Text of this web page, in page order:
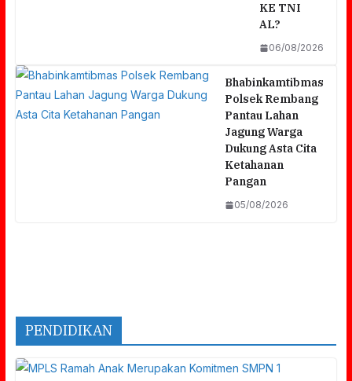
KE TNI
AL?
06/08/2026
Bhabinkamtibmas
Polsek Rembang
Pantau Lahan
Jagung Warga
Dukung Asta Cita
Ketahanan
Pangan
05/08/2026
PENDIDIKAN